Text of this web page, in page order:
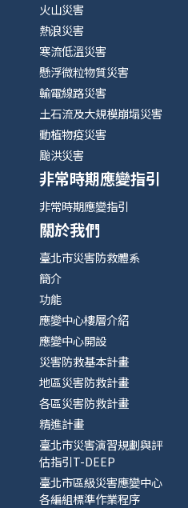
火山災害
熱浪災害
寒流低溫災害
懸浮微粒物質災害
輸電線路災害
土石流及大規模崩塌災害
動植物疫災害
颱洪災害
非常時期應變指引
非常時期應變指引
關於我們
臺北市災害防救體系
簡介
功能
應變中心樓層介紹
應變中心開設
災害防救基本計畫
地區災害防救計畫
各區災害防救計畫
精進計畫
臺北市災害演習規劃與評
估指引T-DEEP
臺北市區級災害應變中心
各編組標準作業程序